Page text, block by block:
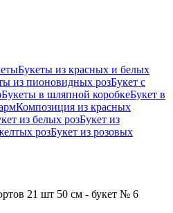
Букеты из красных и белых
из пионовидных розБукет с
Букеты в шляпной коробкеБукет в
Композиция из красных
из белых розБукет из
розБукет из розовых
21 шт 50 см - букет № 6